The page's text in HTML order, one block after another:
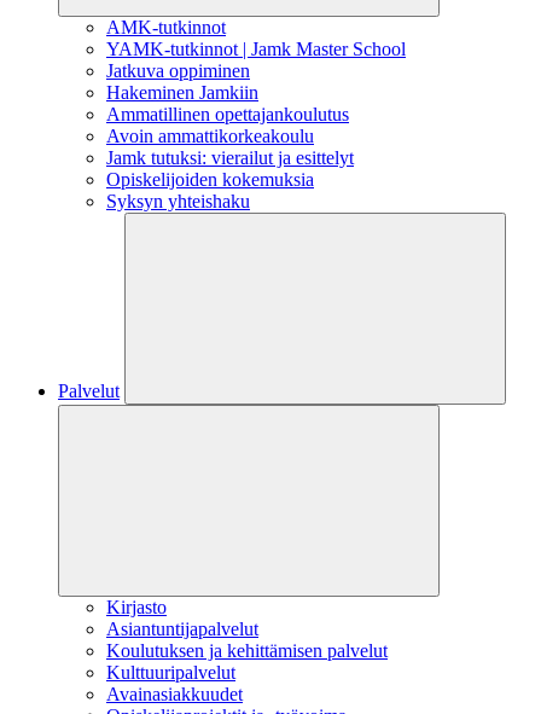
AMK-tutkinnot
YAMK-tutkinnot | Jamk Master School
Jatkuva oppiminen
Hakeminen Jamkiin
Ammatillinen opettajankoulutus
Avoin ammattikorkeakoulu
Jamk tutuksi: vierailut ja esittelyt
Opiskelijoiden kokemuksia
Syksyn yhteishaku
Palvelut
Kirjasto
Asiantuntijapalvelut
Koulutuksen ja kehittämisen palvelut
Kulttuuripalvelut
Avainasiakkuudet